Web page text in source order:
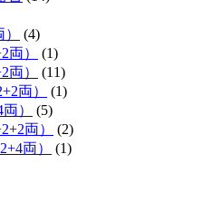
(4)
両）
(1)
両）
(11)
両）
(1)
）
(5)
両）
(2)
両）
(1)